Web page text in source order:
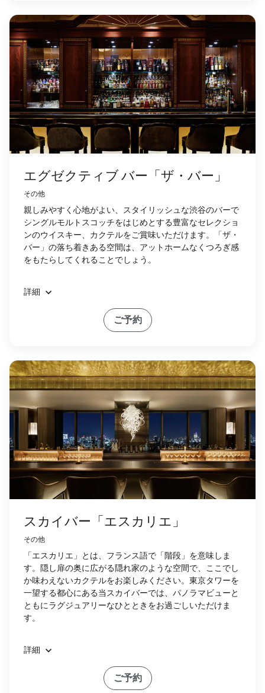
エグゼクティブ バー「ザ・バー」
その他
親しみやすく心地がよい、スタイリッシュな渋谷のバーで
シングルモルトスコッチをはじめとする豊富なセレクショ
ンのウイスキー、カクテルをご賞味いただけます。「ザ・
バー」の落ち着きある空間は、アットホームなくつろぎ感
をもたらしてくれることでしょう。
詳細
ご予約
スカイバー「エスカリエ」
その他
「エスカリエ」とは、フランス語で「階段」を意味しま
す。隠し扉の奥に広がる隠れ家のような空間で、ここでし
か味わえないカクテルをお楽しみください。東京タワーを
一望する都心にある当スカイバーでは、パノラマビューと
ともにラグジュアリーなひとときをお過ごしいただけま
す。
詳細
ご予約